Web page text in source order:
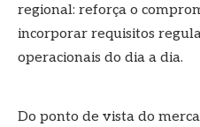
regional: reforça o
incorporar requisitos
operacionais do dia a dia.
Do ponto de vista do